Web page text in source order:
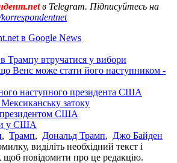
в Telegram. Підписуйтесь на
в Google News
втручатися у вибори
Венс може стати його наступником -
наступного президента США
затоку
президентом США
у США
, Трамп, Дональд Трамп, Джо Байден
виділіть необхідний текст і
щоб повідомити про це редакцію.